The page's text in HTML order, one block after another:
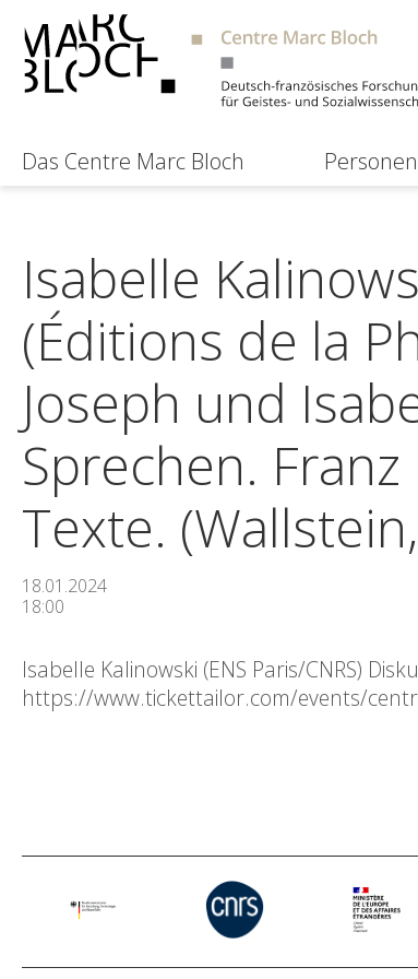
Das Centre Marc Bloch Personen
Isabelle
(Éditions de la
Joseph und
Sprechen.
Texte.
18.01.2024
18:00
Isabelle Kalinowski (ENS Paris/CNRS)
https://www.tickettailor.com/events/